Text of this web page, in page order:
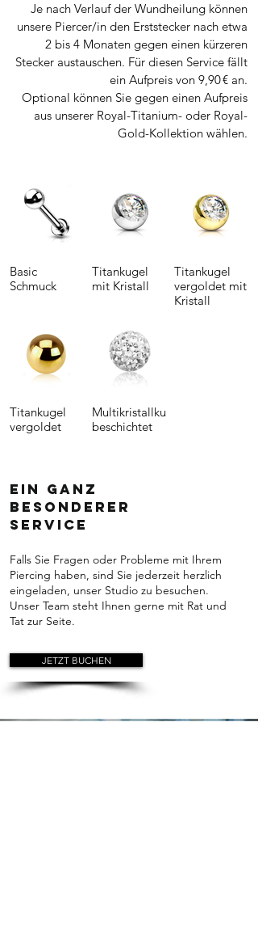
Je nach Verlauf der Wundheilung können
unsere Piercer/in den Erststecker nach etwa
2 bis 4 Monaten gegen einen kürzeren
Stecker austauschen. Für diesen Service fällt
ein Aufpreis von 9,90 € an.
Optional können Sie gegen einen Aufpreis
aus unserer Royal-Titanium- oder Royal-
Gold-Kollektion wählen.
Basic
Schmuck
Titankugel
mit Kristall
Titankugel
vergoldet mit
Kristall
Titankugel
vergoldet
Multikristallkugel
beschichtet
Ein ganz
besonderer
Service
Falls Sie Fragen oder Probleme mit Ihrem
Piercing haben, sind Sie jederzeit herzlich
eingeladen, unser Studio zu besuchen.
Unser Team steht Ihnen gerne mit Rat und
Tat zur Seite.
JETZT BUCHEN